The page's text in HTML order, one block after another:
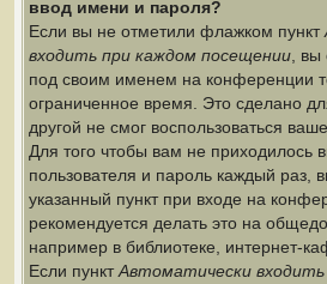
ввод имени и пароля?
Если вы не отметили флажком пункт
входить при каждом посещении ,
под своим именем на конференции
ограниченное время. Это сделано
другой не смог воспользоваться
Для того чтобы вам не приходилось
пользователя и пароль каждый раз,
указанный пункт при входе на
рекомендуется делать это на
например в библиотеке, интернет-
Если пунктАвтоматически